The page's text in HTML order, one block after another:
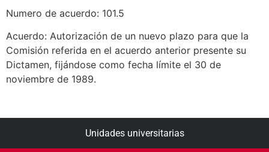
Numero de acuerdo: 101.5
Acuerdo: Autorización de un nuevo plazo para que la
Comisión referida en el acuerdo anterior presente su
Dictamen, fijándose como fecha límite el 30 de
noviembre de 1989.
Unidades universitarias